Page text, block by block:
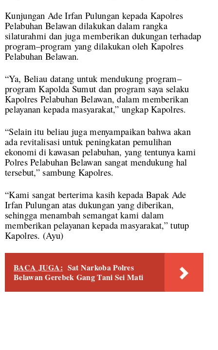
Kunjungan Ade Irfan Pulungan kepada Kapolres
Pelabuhan Belawan dilakukan dalam rangka
silaturahmi dan juga memberikan dukungan terhadap
program–program yang dilakukan oleh Kapolres
Pelabuhan Belawan.
“Ya, Beliau datang untuk mendukung program–
program Kapolda Sumut dan program saya selaku
Kapolres Pelabuhan Belawan, dalam memberikan
pelayanan kepada masyarakat,” ungkap Kapolres.
“Selain itu beliau juga menyampaikan bahwa akan
ada revitalisasi untuk peningkatan pemulihan
ekonomi di kawasan pelabuhan, yang tentunya kami
Polres Pelabuhan Belawan sangat mendukung hal
tersebut,” sambung Kapolres.
“Kami sangat berterima kasih kepada Bapak Ade
Irfan Pulungan atas dukungan yang diberikan,
sehingga menambah semangat kami dalam
memberikan pelayanan kepada masyarakat,” tutup
Kapolres. (Ayu)
BACA JUGA: Sat Narkoba Polres
Belawan Gerebek Gang Tani Sei Mati